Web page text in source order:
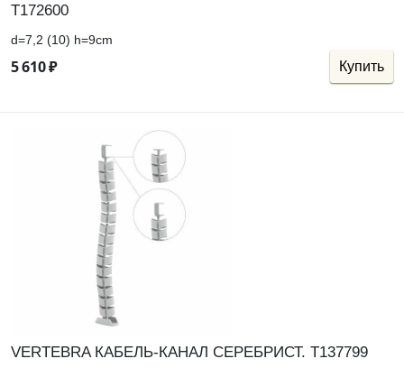
Т172600
d=7,2 (10) h=9cm
5610₽ Купить
VERTEBRA КАБЕЛЬ-КАНАЛ СЕРЕБРИСТ. Т137799